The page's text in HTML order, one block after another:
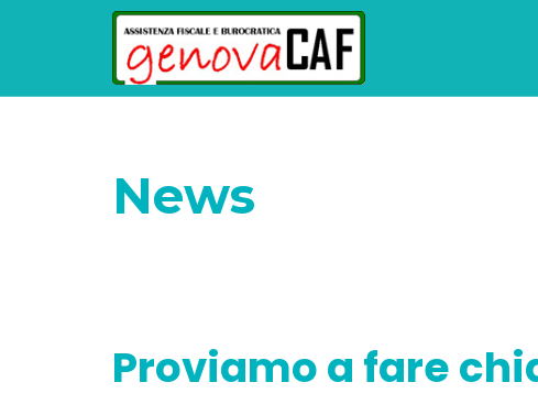
News
Proviamo a fare